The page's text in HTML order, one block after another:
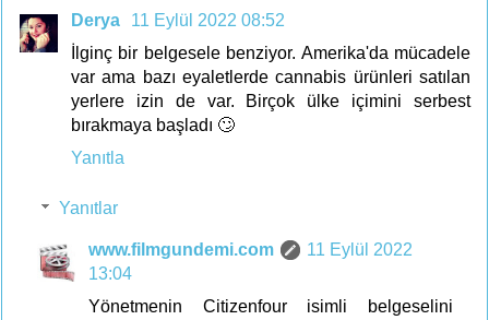
Derya
11 Eylül 2022 08:52
İlginç bir belgesele benziyor. Amerika'da mücadele
var ama bazı eyaletlerde cannabis ürünleri satılan
yerlere izin de var. Birçok ülke içimini serbest
bırakmaya başladı 🙄
Yanıtla
Yanıtlar
www.filmgundemi.com
11 Eylül 2022
13:04
Yönetmenin Citizenfour isimli belgeselini